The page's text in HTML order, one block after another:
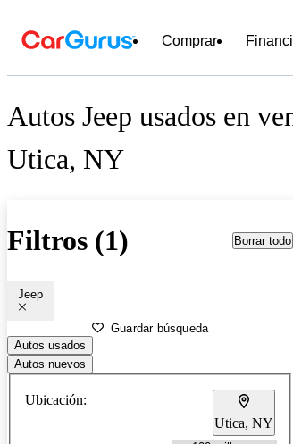
Comprar
Autos Jeep usados en
Utica, NY
Filtros (1) Borrar todo
Jeep
Guardar búsqueda
Autos usados
Autos nuevos
Ubicación:
Utica, NY